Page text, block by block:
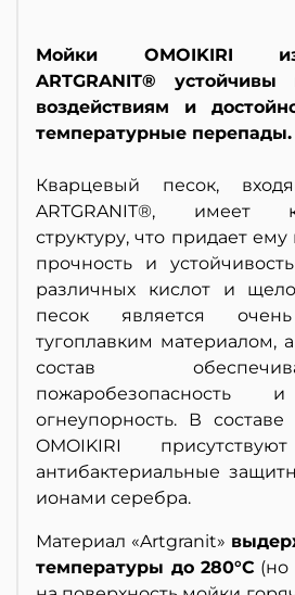
Мойки OMOIKIRI
ARTGRANIT®
воздействиям и
температурные перепады.
Кварцевый песок,
ARTGRANIT®, имеет
структуру, что придает
прочность и
различных кислот и
песок является
тугоплавким материалом,
состав
пожаробезопасность
огнеупорность. В
OMOIKIRI
антибактериальные
ионами серебра.
Материал «Artgranit»
температуры до 280°С (но